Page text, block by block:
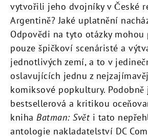
vytvořili jeho dvojníky v České
Argentině? Jaké uplatnění
Odpovědi na tyto otázky
pouze špičkoví scenáristé a
jednotlivých zemí, a to v
oslavujících jednu z
komiksové popkultury. Podobně
bestsellerová a kritikou
kniha Batman: Světi tato
antologie nakladatelství DC